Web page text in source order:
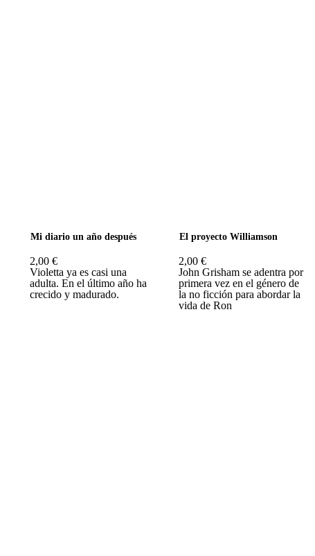
Mi diario un año después
2,00 €
Violetta ya es casi una
adulta. En el último año ha
crecido y madurado.
El proyecto Williamson
2,00 €
John Grisham se adentra por
primera vez en el género de
la no ficción para abordar la
vida de Ron